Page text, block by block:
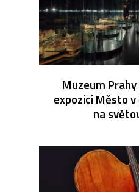
Muzeum
expozici Město
na